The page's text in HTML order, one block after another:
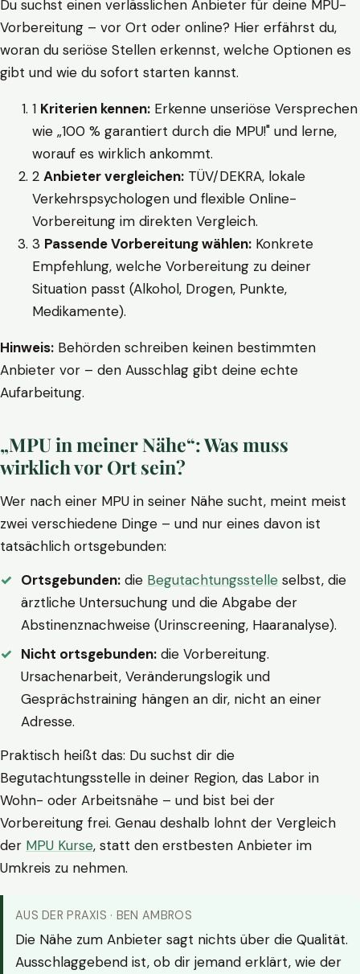
Du suchst einen verlässlichen Anbieter für deine MPU-
Vorbereitung – vor Ort oder online? Hier erfährst du,
woran du seriöse Stellen erkennst, welche Optionen es
gibt und wie du sofort starten kannst.
1 Kriterien kennen: Erkenne unseriöse Versprechen
wie „100 % garantiert durch die MPU!" und lerne,
worauf es wirklich ankommt.
2 Anbieter vergleichen: TÜV/DEKRA, lokale
Verkehrspsychologen und flexible Online-
Vorbereitung im direkten Vergleich.
3 Passende Vorbereitung wählen: Konkrete
Empfehlung, welche Vorbereitung zu deiner
Situation passt (Alkohol, Drogen, Punkte,
Medikamente).
Hinweis: Behörden schreiben keinen bestimmten
Anbieter vor – den Ausschlag gibt deine echte
Aufarbeitung.
„MPU in meiner Nähe“: Was muss
wirklich vor Ort sein?
Wer nach einer MPU in seiner Nähe sucht, meint meist
zwei verschiedene Dinge – und nur eines davon ist
tatsächlich ortsgebunden:
Ortsgebunden: die Begutachtungsstelle selbst, die
ärztliche Untersuchung und die Abgabe der
Abstinenznachweise (Urinscreening, Haaranalyse).
Nicht ortsgebunden: die Vorbereitung.
Ursachenarbeit, Veränderungslogik und
Gesprächstraining hängen an dir, nicht an einer
Adresse.
Praktisch heißt das: Du suchst dir die
Begutachtungsstelle in deiner Region, das Labor in
Wohn- oder Arbeitsnähe – und bist bei der
Vorbereitung frei. Genau deshalb lohnt der Vergleich
der MPU Kurse, statt den erstbesten Anbieter im
Umkreis zu nehmen.
AUS DER PRAXIS · BEN AMBROS
Die Nähe zum Anbieter sagt nichts über die Qualität.
Ausschlaggebend ist, ob dir jemand erklärt, wie der